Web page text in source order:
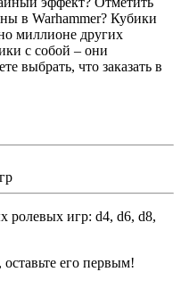
в Warhammer? Кубики
миллионе других
с собой – они
выбрать, что заказать в
ролевых игр: d4, d6, d8,
его первым!